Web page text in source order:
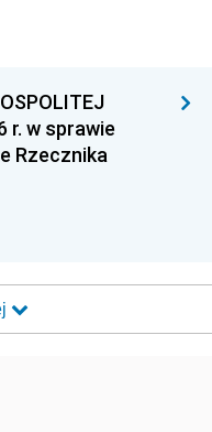
r. w sprawie
Rzecznika